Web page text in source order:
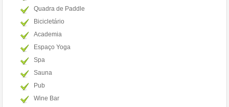
Quadra de Paddle
Bicicletário
Academia
Espaço Yoga
Spa
Sauna
Pub
Wine Bar